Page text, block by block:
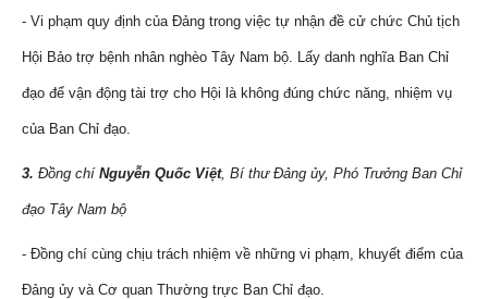
- Vi phạm quy định của Đảng trong việc tự nhận đề cử chức Chủ tịch
Hội Bảo trợ bệnh nhân nghèo Tây Nam bộ. Lấy danh nghĩa Ban Chỉ
đạo để vận động tài trợ cho Hội là không đúng chức năng, nhiệm vụ
của Ban Chỉ đạo.
3. Đồng chí Nguyễn Quốc Việt, Bí thư Đảng ủy, Phó Trưởng Ban Chỉ
đạo Tây Nam bộ
- Đồng chí cùng chịu trách nhiệm về những vi phạm, khuyết điểm của
Đảng ủy và Cơ quan Thường trực Ban Chỉ đạo.